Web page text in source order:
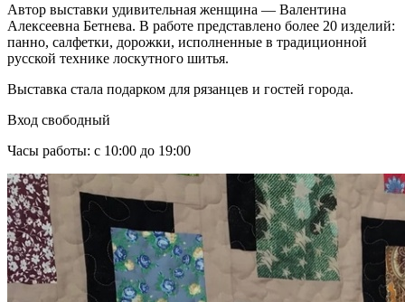
Автор выставки удивительная женщина — Валентина
Алексеевна Бетнева. В работе представлено более 20 изделий:
панно, салфетки, дорожки, исполненные в традиционной
русской технике лоскутного шитья.
Выставка стала подарком для рязанцев и гостей города.
Вход свободный
Часы работы: с 10:00 до 19:00